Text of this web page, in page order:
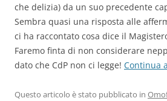
che delizia) da un suo precedente
Sembra quasi una risposta alle
ci ha raccontato cosa dice il
Faremo finta di non considerare
dato che CdP non ci legge! Continua
Questo articolo è stato pubblicato in